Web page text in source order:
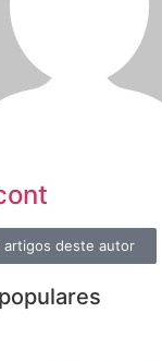
artigos deste autor